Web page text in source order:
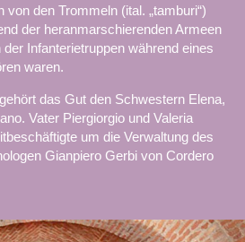
den Trommeln (ital. „tamburi“)
der heranmarschierenden Armeen
Infanterietruppen während eines
waren.
das Gut den Schwestern Elena,
Vater Piergiorgio und Valeria
um die Verwaltung des
Gianpiero Gerbi von Cordero